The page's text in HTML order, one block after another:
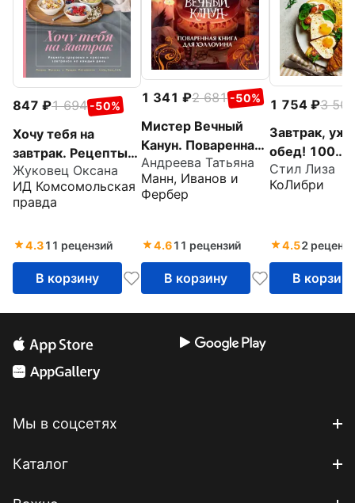
847 1 694 -50%
Хочу тебя на
завтрак. Рецепты
красивых и
здоровых
завтраков на
Жуковец Оксана
ИД Комсомольская
правда
4.311 рецензий
В корзину
1 341 2 681 -50%
Мистер Вечный
Канун. Поваренная
книга для
Хэллоуина
Андреева Татьяна
Манн, Иванов и
Фербер
4.611 рецензий
В корзину
1 754
3 507
Завтрак,
обед! 100
кулинарных
шедевров,
хитростей и
вариаций
Стил Лиза
КоЛибри
4.52
В корзину
Мы в соцсетях
Каталог